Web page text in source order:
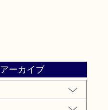
アーカイブ